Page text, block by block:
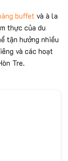
buffet và à la
thực của du
tận hưởng nhiều
và các hoạt
Tre.